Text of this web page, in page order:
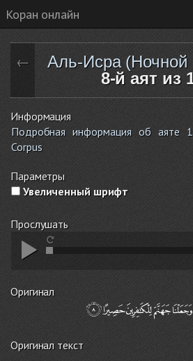
Коран онлайн
← Аль-Исра (Ночной
8-й аят из
Информация
Подробная информация об аяте
Corpus
Параметры
Увеличенный шрифт
Прослушать
Оригинал
Оригинал текст